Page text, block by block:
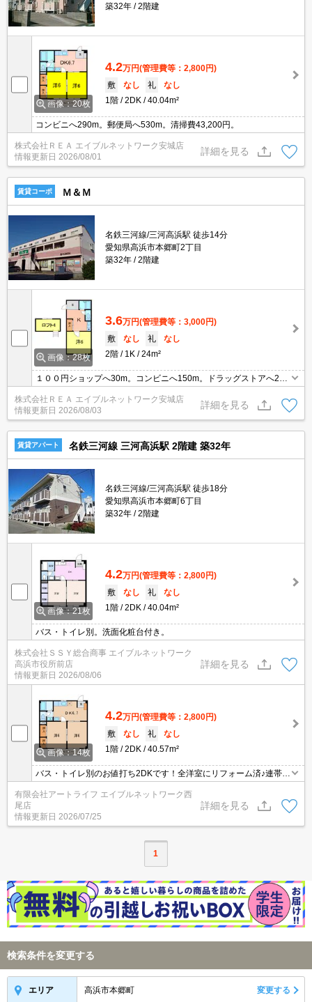
築32年
2階建
画像：20枚
4.2万円(管理費等：2,800円)
敷
なし 礼
なし
1階
2DK 40.04m²
コンビニへ290m。郵便局へ530m。清掃費43,200円。
株式会社ＲＥＡ エイブルネットワーク安城店
情報更新日 2026/08/01
詳細を見る
賃貸コーポ Ｍ＆Ｍ
名鉄三河線/三河高浜駅 徒歩14分
愛知県高浜市本郷町2丁目
築32年
2階建
画像：28枚
3.6万円(管理費等：3,000円)
敷
なし 礼
なし
2階
1K 24m²
１００円ショップへ30m。コンビニへ150m。ドラッグストアへ240
m。
株式会社ＲＥＡ エイブルネットワーク安城店
情報更新日 2026/08/03
詳細を見る
賃貸アパート 名鉄三河線 三河高浜駅 2階建 築32年
名鉄三河線/三河高浜駅 徒歩18分
愛知県高浜市本郷町6丁目
築32年
2階建
画像：21枚
4.2万円(管理費等：2,800円)
敷
なし 礼
なし
1階
2DK 40.04m²
バス・トイレ別。洗面化粧台付き。
株式会社ＳＳＹ総合商事 エイブルネットワーク
高浜市役所前店
情報更新日 2026/08/06
詳細を見る
画像：14枚
4.2万円(管理費等：2,800円)
敷
なし 礼
なし
1階
2DK 40.57m²
バス・トイレ別のお値打ち2DKです！全洋室にリフォーム済♪連帯保
証人・クレジット支払いOK♪
有限会社アートライフ エイブルネットワーク西
尾店
情報更新日 2026/07/25
詳細を見る
1
検索条件を変更する
エリア 高浜市本郷町 変更する